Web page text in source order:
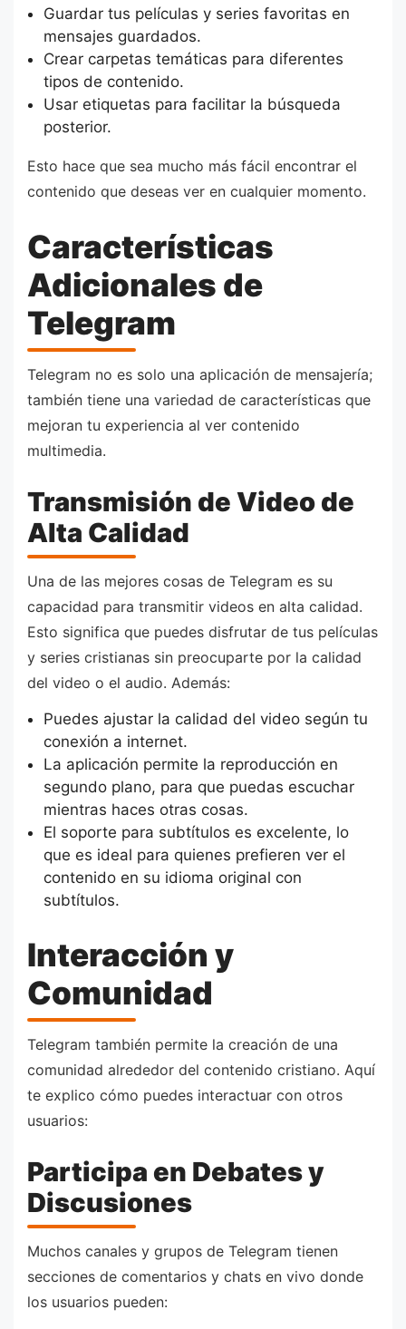
Guardar tus películas y series favoritas en
mensajes guardados.
Crear carpetas temáticas para diferentes
tipos de contenido.
Usar etiquetas para facilitar la búsqueda
posterior.
Esto hace que sea mucho más fácil encontrar el
contenido que deseas ver en cualquier momento.
Características
Adicionales de
Telegram
Telegram no es solo una aplicación de mensajería;
también tiene una variedad de características que
mejoran tu experiencia al ver contenido
multimedia.
Transmisión de Video de
Alta Calidad
Una de las mejores cosas de Telegram es su
capacidad para transmitir videos en alta calidad.
Esto significa que puedes disfrutar de tus películas
y series cristianas sin preocuparte por la calidad
del video o el audio. Además:
Puedes ajustar la calidad del video según tu
conexión a internet.
La aplicación permite la reproducción en
segundo plano, para que puedas escuchar
mientras haces otras cosas.
El soporte para subtítulos es excelente, lo
que es ideal para quienes prefieren ver el
contenido en su idioma original con
subtítulos.
Interacción y
Comunidad
Telegram también permite la creación de una
comunidad alrededor del contenido cristiano. Aquí
te explico cómo puedes interactuar con otros
usuarios:
Participa en Debates y
Discusiones
Muchos canales y grupos de Telegram tienen
secciones de comentarios y chats en vivo donde
los usuarios pueden: